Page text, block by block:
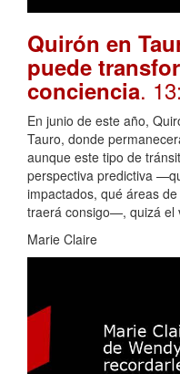
Quirón en
puede
conciencia.
En junio de este año,
Tauro, donde
aunque este tipo de
perspectiva predictiva
impactados, qué áreas
traerá consigo—, quizá el
Marie Claire